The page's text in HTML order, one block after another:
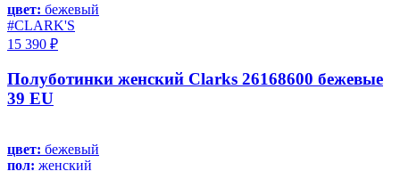
цвет: бежевый
#CLARK'S
15 390 ₽
Полуботинки женский Clarks 26168600 бежевые
39 EU
цвет: бежевый
пол: женский